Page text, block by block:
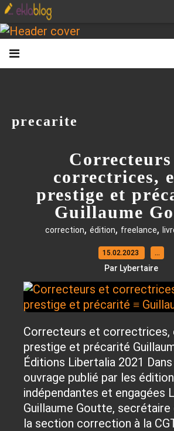
precarite
correctrices,
prestige et
Guillaume
correction, édition, freelance,
15.02.2023 …
Par Lybertaire
Correcteurs et correctrices,
prestige et précarité
Éditions Libertalia 2021
ouvrage publié par les
indépendantes et engagées
Guillaume Goutte, secrétaire
la section correction à la